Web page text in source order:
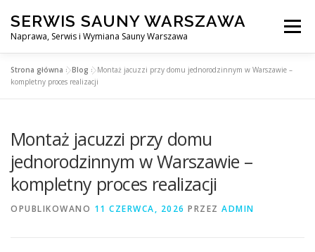
treści
SERWIS SAUNY WARSZAWA
Naprawa, Serwis i Wymiana Sauny Warszawa
Menu
SERWIS DO SAUNY WARSZAWA
Strona główna »Blog »Montaż jacuzzi przy domu jednorodzinnym w Warszawie –
kompletny proces realizacji
Montaż jacuzzi przy domu
jednorodzinnym w Warszawie –
kompletny proces realizacji
OPUBLIKOWANO 11 CZERWCA, 2026 PRZEZ ADMIN